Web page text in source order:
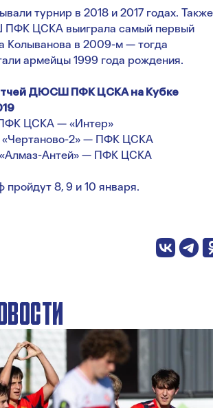
турнир в 2018 и 2017 годах. Также
ЦСКА выиграла самый первый
Колыванова в 2009-м — тогда
армейцы 1999 года рождения.
ДЮСШ ПФК ЦСКА на Кубке
ПФК ЦСКА — «Интер»
«Чертаново-2» — ПФК ЦСКА
«Алмаз-Антей» — ПФК ЦСКА
8, 9 и 10 января.